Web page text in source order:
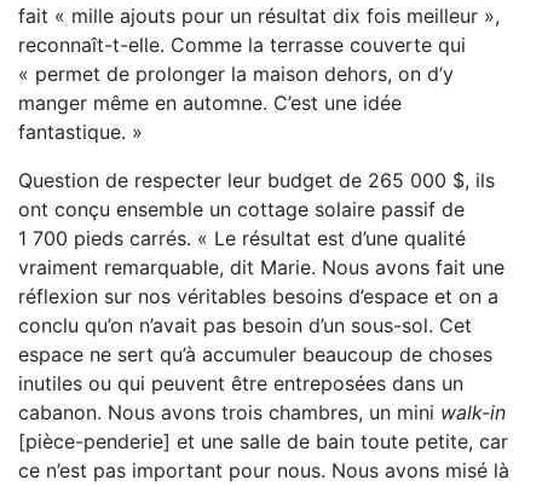
fait « mille ajouts pour un résultat dix fois meilleur »,
reconnaît-t-elle. Comme la terrasse couverte qui
« permet de prolonger la maison dehors, on d’y
manger même en automne. C’est une idée
fantastique. »
Question de respecter leur budget de 265 000 $, ils
ont conçu ensemble un cottage solaire passif de
1 700 pieds carrés. « Le résultat est d’une qualité
vraiment remarquable, dit Marie. Nous avons fait une
réflexion sur nos véritables besoins d’espace et on a
conclu qu’on n’avait pas besoin d’un sous-sol. Cet
espace ne sert qu’à accumuler beaucoup de choses
inutiles ou qui peuvent être entreposées dans un
cabanon. Nous avons trois chambres, un mini walk-in
[pièce-penderie] et une salle de bain toute petite, car
ce n’est pas important pour nous. Nous avons misé là